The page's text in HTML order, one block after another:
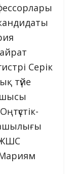
Серік
түйе
ЖШС